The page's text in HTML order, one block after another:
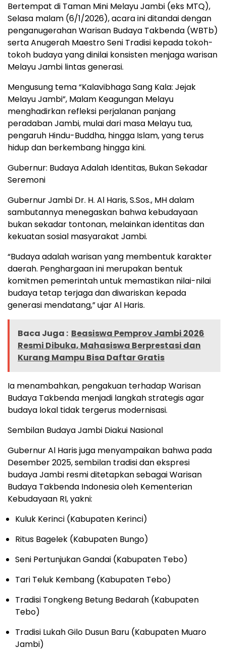
Bertempat di Taman Mini Melayu Jambi (eks MTQ),
Selasa malam (6/1/2026), acara ini ditandai dengan
penganugerahan Warisan Budaya Takbenda (WBTb)
serta Anugerah Maestro Seni Tradisi kepada tokoh-
tokoh budaya yang dinilai konsisten menjaga warisan
Melayu Jambi lintas generasi.
Mengusung tema “Kalavibhaga Sang Kala: Jejak
Melayu Jambi”, Malam Keagungan Melayu
menghadirkan refleksi perjalanan panjang
peradaban Jambi, mulai dari masa Melayu tua,
pengaruh Hindu-Buddha, hingga Islam, yang terus
hidup dan berkembang hingga kini.
Gubernur: Budaya Adalah Identitas, Bukan Sekadar
Seremoni
Gubernur Jambi Dr. H. Al Haris, S.Sos., MH dalam
sambutannya menegaskan bahwa kebudayaan
bukan sekadar tontonan, melainkan identitas dan
kekuatan sosial masyarakat Jambi.
“Budaya adalah warisan yang membentuk karakter
daerah. Penghargaan ini merupakan bentuk
komitmen pemerintah untuk memastikan nilai-nilai
budaya tetap terjaga dan diwariskan kepada
generasi mendatang,” ujar Al Haris.
Baca Juga : Beasiswa Pemprov Jambi 2026
Resmi Dibuka, Mahasiswa Berprestasi dan
Kurang Mampu Bisa Daftar Gratis
Ia menambahkan, pengakuan terhadap Warisan
Budaya Takbenda menjadi langkah strategis agar
budaya lokal tidak tergerus modernisasi.
Sembilan Budaya Jambi Diakui Nasional
Gubernur Al Haris juga menyampaikan bahwa pada
Desember 2025, sembilan tradisi dan ekspresi
budaya Jambi resmi ditetapkan sebagai Warisan
Budaya Takbenda Indonesia oleh Kementerian
Kebudayaan RI, yakni:
Kuluk Kerinci (Kabupaten Kerinci)
Ritus Bagelek (Kabupaten Bungo)
Seni Pertunjukan Gandai (Kabupaten Tebo)
Tari Teluk Kembang (Kabupaten Tebo)
Tradisi Tongkeng Betung Bedarah (Kabupaten
Tebo)
Tradisi Lukah Gilo Dusun Baru (Kabupaten Muaro
Jambi)